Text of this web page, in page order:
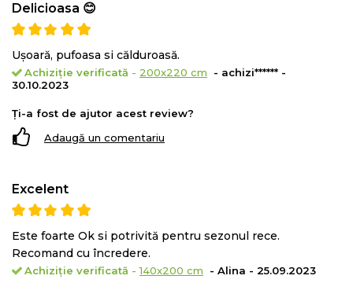
Delicioasa 😊
Ușoară, pufoasa si călduroasă.
Achiziție verificată - 200x220 cm
- achizi****** -
30.10.2023
Ți-a fost de ajutor acest review?
Adaugă un comentariu
Excelent
Este foarte Ok si potrivită pentru sezonul rece.
Recomand cu încredere.
Achiziție verificată -140x200 cm - Alina - 25.09.2023